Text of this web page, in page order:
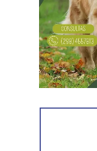
El Superior
alcanzaban para
obra social puso
administrativos,
centrales del fallo
En relación con